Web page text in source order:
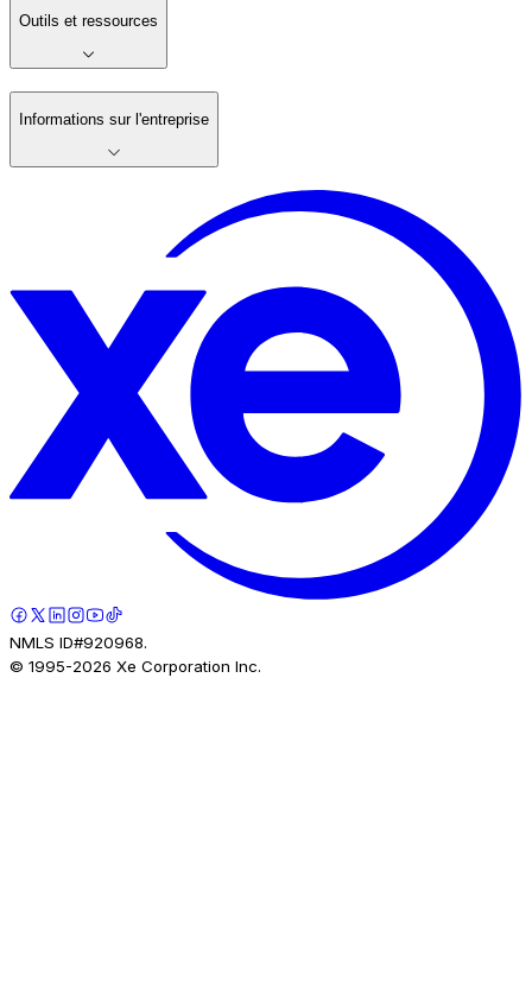
Outils et ressources
Informations sur l'entreprise
NMLS ID#920968.
© 1995-2026 Xe Corporation Inc.